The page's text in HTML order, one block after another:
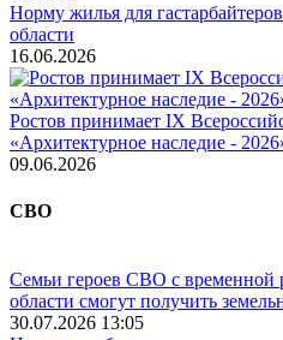
Норму жилья для
области
16.06.2026
Ростов принимает IX
«Архитектурное наследие -
09.06.2026
СВО
Семьи героев СВО с временной
области смогут получить
30.07.2026 13:05